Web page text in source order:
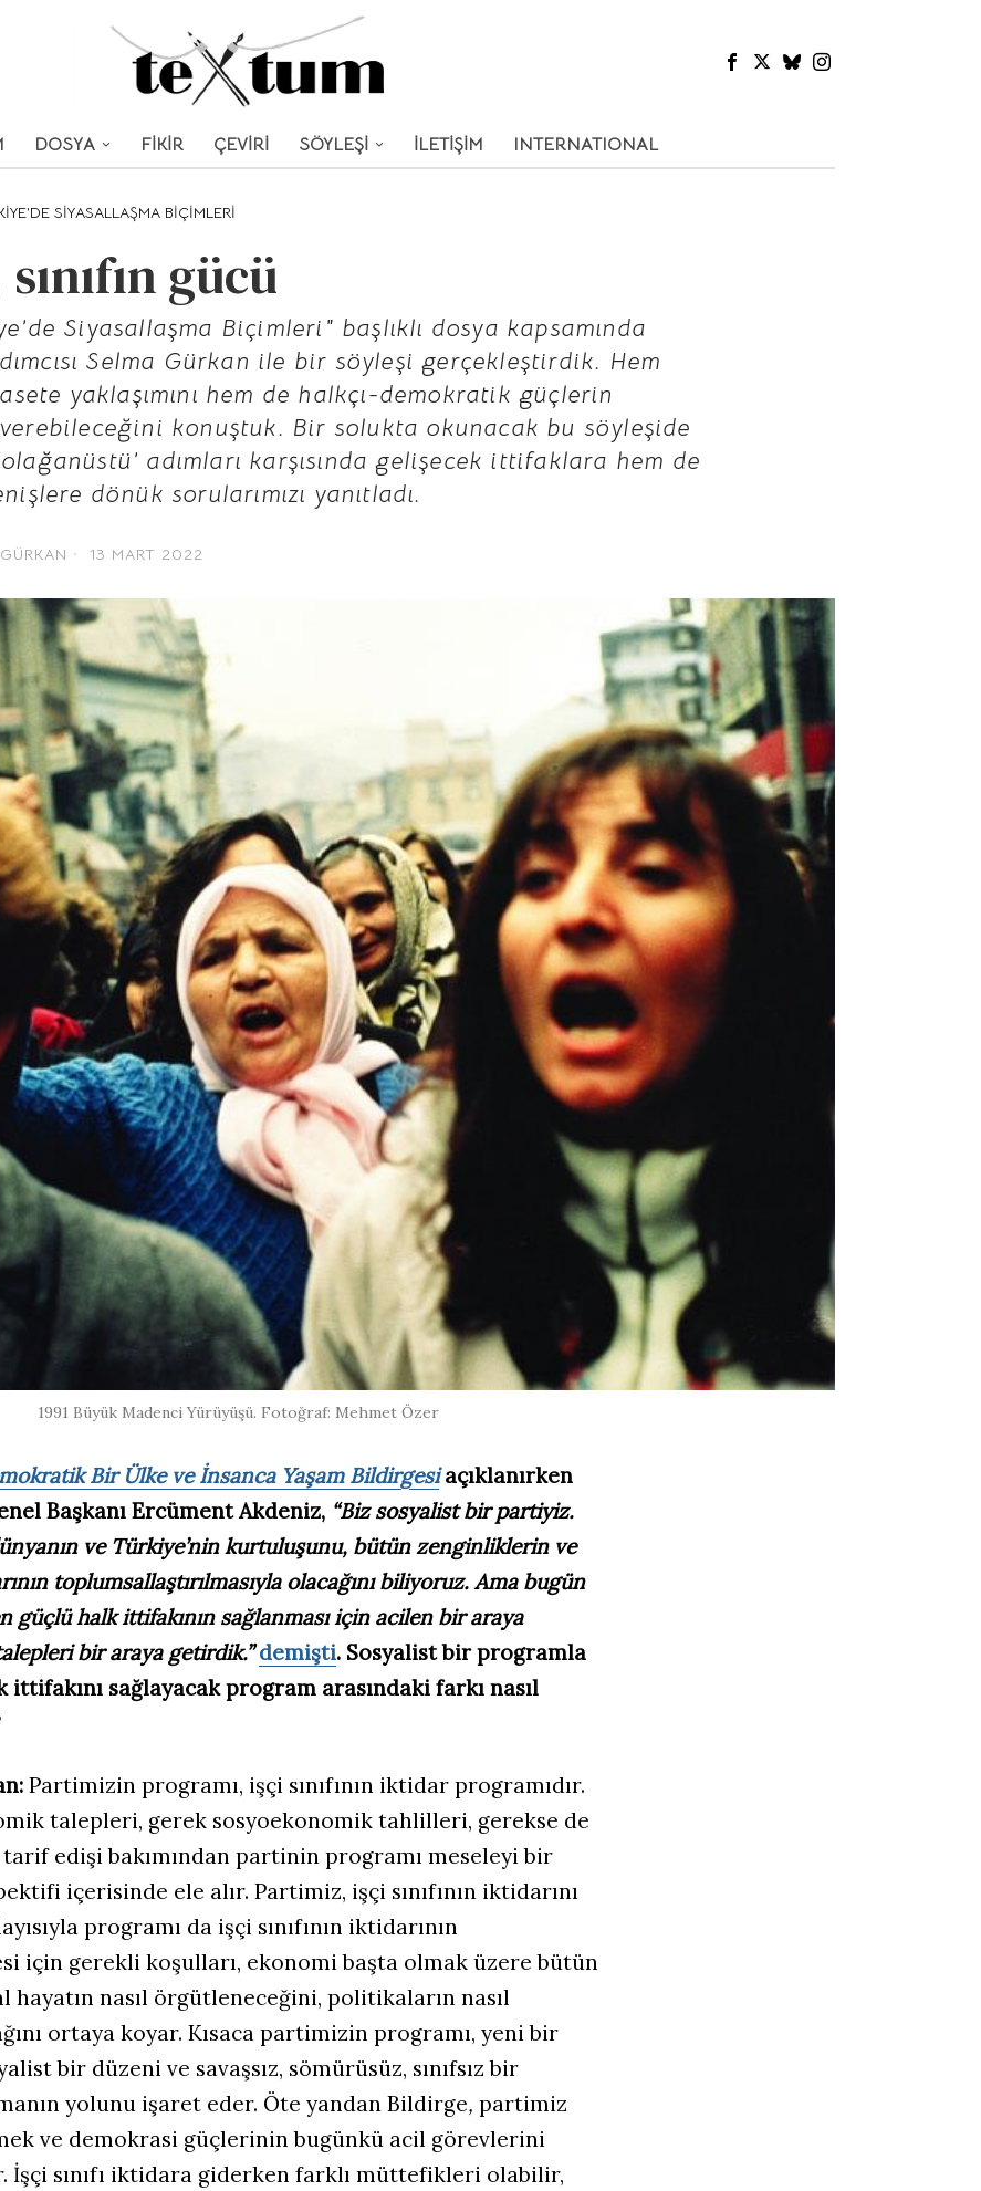
DOSYA FİKİR ÇEVİRİ SÖYLEŞİ İLETİŞİM INTERNATIONAL
SIYASALLAŞMA BIÇIMLERI
gücü
Siyasallaşma Biçimleri" başlıklı dosya kapsamında
Selma Gürkan ile bir söyleşi gerçekleştirdik. Hem
yaklaşımını hem de halkçı-demokratik güçlerin
konuştuk. Bir solukta okunacak bu söyleşide
adımları karşısında gelişecek ittifaklara hem de
dönük sorularımızı yanıtladı.
13 MART 2022
1991 Büyük Madenci Yürüyüşü. Fotoğraf: Mehmet Özer
Bir Ülke ve İnsanca Yaşam Bildirgesiaçıklanırken
Başkanı Ercüment Akdeniz, “Biz sosyalist bir partiyiz.
ve Türkiye’nin kurtuluşunu, bütün zenginliklerin ve
toplumsallaştırılmasıyla olacağını biliyoruz. Ama bugün
güçlü halk ittifakının sağlanması için acilen bir araya
bir araya getirdik.” demişti. Sosyalist bir programla
ittifakını sağlayacak program arasındaki farkı nasıl
Partimizin programı, işçi sınıfının iktidar programıdır.
talepleri, gerek sosyoekonomik tahlilleri, gerekse de
tarif edişi bakımından partinin programı meseleyi bir
içerisinde ele alır. Partimiz, işçi sınıfının iktidarını
programı da işçi sınıfının iktidarının
için gerekli koşulları, ekonomi başta olmak üzere bütün
hayatın nasıl örgütleneceğini, politikaların nasıl
ortaya koyar. Kısaca partimizin programı, yeni bir
bir düzeni ve savaşsız, sömürüsüz, sınıfsız bir
yolunu işaret eder. Öte yandan Bildirge, partimiz
ve demokrasi güçlerinin bugünkü acil görevlerini
İşçi sınıfı iktidara giderken farklı müttefikleri olabilir,